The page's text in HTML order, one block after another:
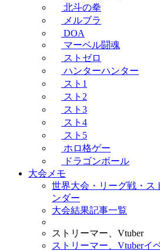
北斗の拳
メルブラ
DOA
マーベル闘魂
ストゼロ
ハンターハンター
スト1
スト2
スト3
スト4
スト5
ホロ格ゲー
ドラゴンボール
大会メモ
世界大会・リーグ戦・ス
ンダー
大会結果記事一覧
ストリーマー、Vtuber
ストリーマー、Vtuberイ